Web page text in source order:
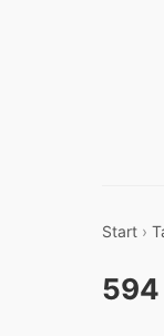
Start ›
594